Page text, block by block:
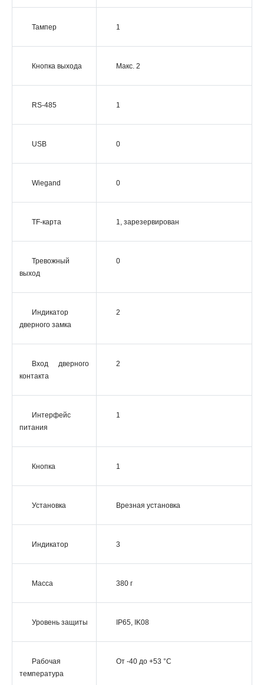
Тампер 1
Кнопка выхода Макс. 2
RS-485 1
USB 0
Wiegand 0
TF-карта 1, зарезервирован
Тревожный
выход
0
Индикатор
дверного замка
2
Вход дверного
контакта
2
Интерфейс
питания
1
Кнопка 1
Установка Врезная установка
Индикатор 3
Масса 380 г
Уровень защиты IP65, IK08
Рабочая
температура
От -40 до +53 °C